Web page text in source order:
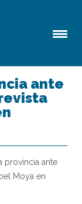
ante
provincia ante
Moya en